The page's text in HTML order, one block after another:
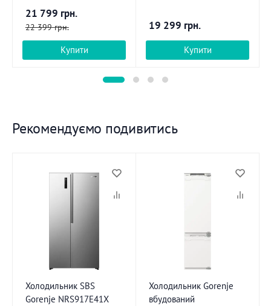
21 799 грн.
22 399 грн.
Купити
19 299 грн.
Купити
Рекомендуємо подивитись
Холодильник SBS
Gorenje NRS917E41X
Холодильник Gorenje
вбудований